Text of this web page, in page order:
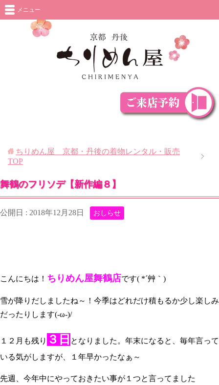
メニュー
ちりめん屋 京都・丹後の着物レンタル・販売
TOP
舞鶴のフリソデ【新作編８】
公開日 : 2018年12月28日 おしらせ
こんにちは！ ちりめん屋舞鶴店です( *´艸｀)
雪が降りだしましたね～！今季はどれだけ積もるか少し楽しみ
だったりします(-ω-)/
１２月も残り ３日 となりました。年末になると、毎年言って
いる気がしますが、１年早かったなぁ～
先週、今年中にやっておきたい事が１つと言ってました